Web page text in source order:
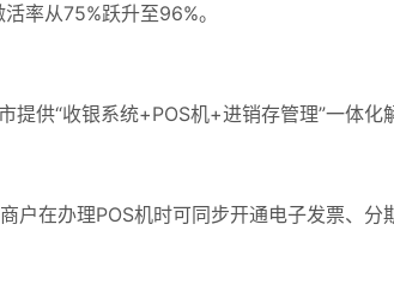
率从75%跃升至96%。
提供“收银系统+POS机+进销存管理”一体化
户在办理POS机时可同步开通电子发票、分